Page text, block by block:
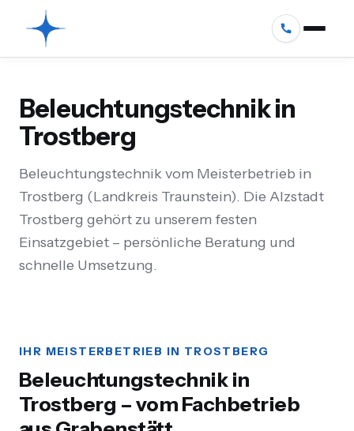
Beleuchtungstechnik in
Trostberg
Beleuchtungstechnik vom Meisterbetrieb in
Trostberg (Landkreis Traunstein). Die Alzstadt
Trostberg gehört zu unserem festen
Einsatzgebiet – persönliche Beratung und
schnelle Umsetzung.
IHR MEISTERBETRIEB IN TROSTBERG
Beleuchtungstechnik in
Trostberg – vom Fachbetrieb